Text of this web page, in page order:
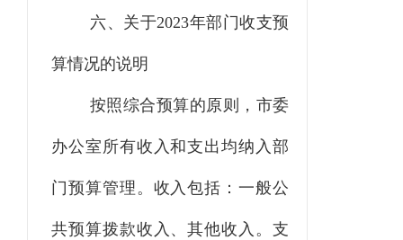
六、关于2023年部门收支预
算情况的说明
按照综合预算的原则，市委
办公室所有收入和支出均纳入部
门预算管理。收入包括：一般公
共预算拨款收入、其他收入。支